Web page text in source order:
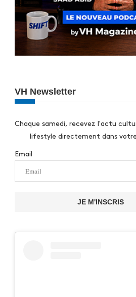
VH Newsletter
Chaque samedi, recevez l'actu
lifestyle directement dans
Email
JE M'INSCRIS